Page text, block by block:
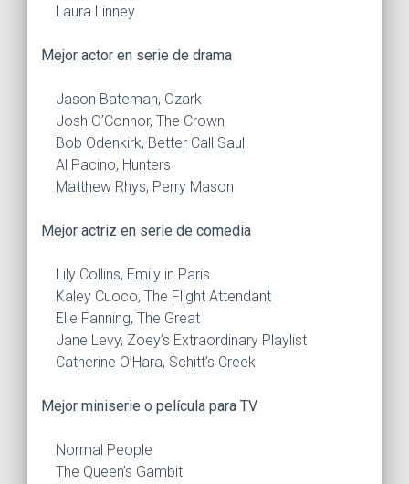
Laura Linney
Mejor actor en serie de drama
Jason Bateman, Ozark
Josh O’Connor, The Crown
Bob Odenkirk, Better Call Saul
Al Pacino, Hunters
Matthew Rhys, Perry Mason
Mejor actriz en serie de comedia
Lily Collins, Emily in Paris
Kaley Cuoco, The Flight Attendant
Elle Fanning, The Great
Jane Levy, Zoey’s Extraordinary Playlist
Catherine O’Hara, Schitt’s Creek
Mejor miniserie o película para TV
Normal People
The Queen’s Gambit